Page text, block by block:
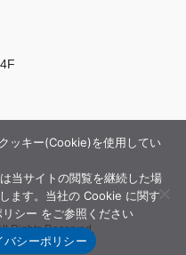
Rights Reserved.
ッキー(Cookie)を使用してい
当サイトの閲覧を継続した場
ます。当社の Cookie に関す
シー をご参照ください
バシーポリシー